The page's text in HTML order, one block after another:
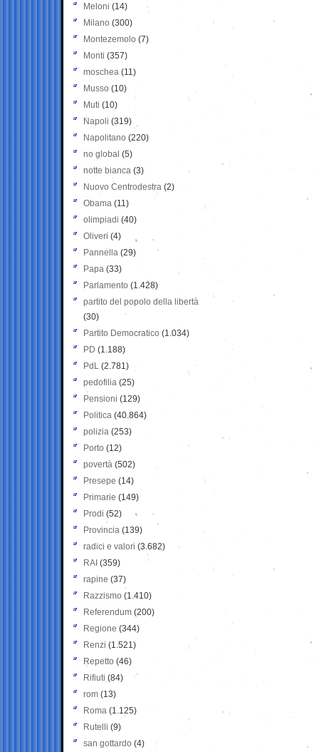
Meloni (14)
Milano (300)
Montezemolo (7)
Monti (357)
moschea (11)
Musso (10)
Muti (10)
Napoli (319)
Napolitano (220)
no global (5)
notte bianca (3)
Nuovo Centrodestra (2)
Obama (11)
olimpiadi (40)
Oliveri (4)
Pannella (29)
Papa (33)
Parlamento (1.428)
partito del popolo della libertà
(30)
Partito Democratico (1.034)
PD (1.188)
PdL (2.781)
pedofilia (25)
Pensioni (129)
Politica (40.864)
polizia (253)
Porto (12)
povertà (502)
Presepe (14)
Primarie (149)
Prodi (52)
Provincia (139)
radici e valori (3.682)
RAI (359)
rapine (37)
Razzismo (1.410)
Referendum (200)
Regione (344)
Renzi (1.521)
Repetto (46)
Rifiuti (84)
rom (13)
Roma (1.125)
Rutelli (9)
san gottardo (4)